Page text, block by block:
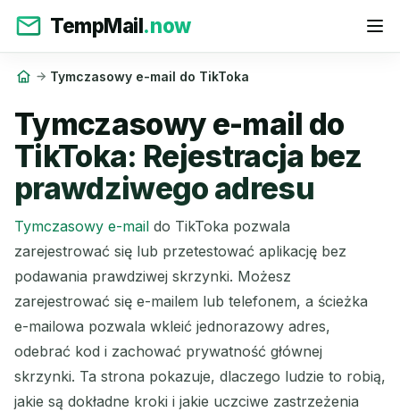
TempMail.now
Tymczasowy e-mail do TikToka
Tymczasowy e-mail do
TikToka: Rejestracja bez
prawdziwego adresu
Tymczasowy e-mail do TikToka pozwala
zarejestrować się lub przetestować aplikację bez
podawania prawdziwej skrzynki. Możesz
zarejestrować się e-mailem lub telefonem, a ścieżka
e-mailowa pozwala wkleić jednorazowy adres,
odebrać kod i zachować prywatność głównej
skrzynki. Ta strona pokazuje, dlaczego ludzie to robią,
jakie są dokładne kroki i jakie uczciwe zastrzeżenia